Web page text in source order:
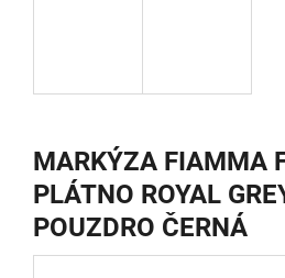
MARKÝZA FIAMMA
PLÁTNO ROYAL
POUZDRO ČERNÁ